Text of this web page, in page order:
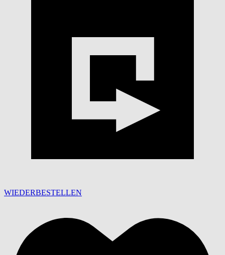
WIEDERBESTELLEN